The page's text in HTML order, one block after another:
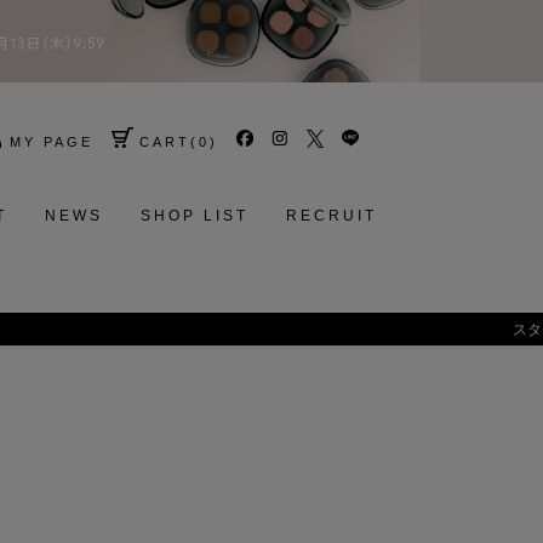
MY PAGE CART ( 0 )
NEWS SHOP LIST RECRUIT